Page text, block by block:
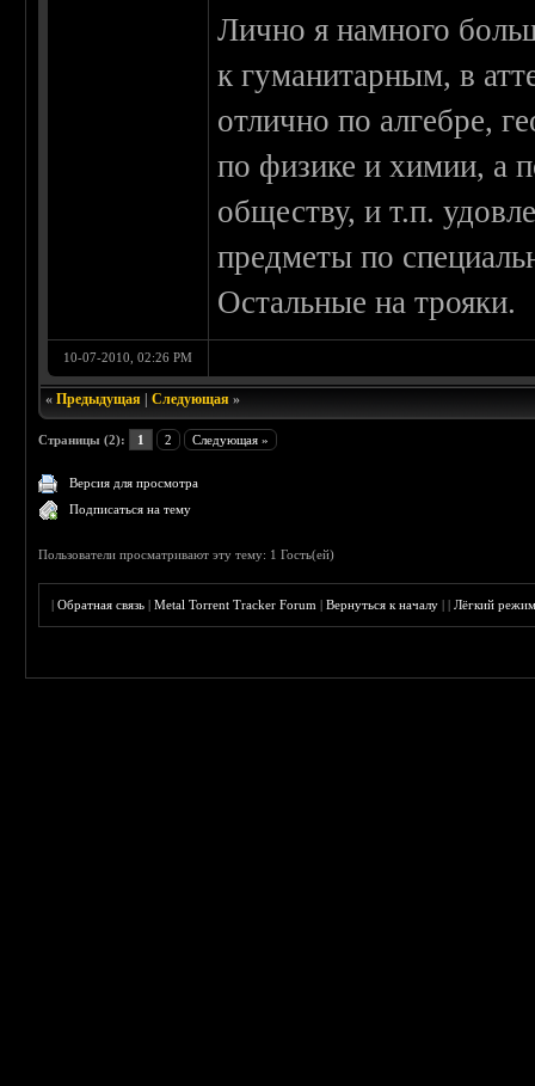
Лично я намного
к гуманитарным, в
отлично по алгебре,
по физике и химии, а
обществу, и т.п.
предметы по
Остальные на трояки.
10-07-2010, 02:26 PM
«Предыдущая |Следующая »
Страницы (2): 1 2 Следующая »
Версия для просмотра
Подписаться на тему
Пользователи просматривают эту тему: 1 Гость(ей)
|Обратная связь |Metal Torrent Tracker Forum |Вернуться к началу ||Лёгкий